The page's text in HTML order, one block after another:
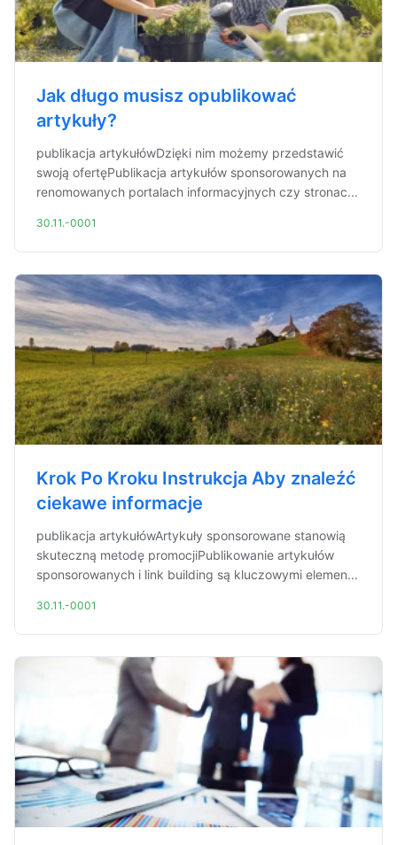
Jak długo musisz opublikować
artykuły?
publikacja artykułówDzięki nim możemy przedstawić
swoją ofertęPublikacja artykułów sponsorowanych na
renomowanych portalach informacyjnych czy stronac...
30.11.-0001
Krok Po Kroku Instrukcja Aby znaleźć
ciekawe informacje
publikacja artykułówArtykuły sponsorowane stanowią
skuteczną metodę promocjiPublikowanie artykułów
sponsorowanych i link building są kluczowymi elemen...
30.11.-0001